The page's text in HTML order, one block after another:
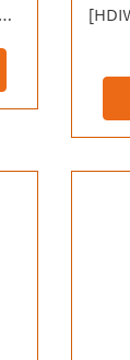
DE 128GB CLASE 10 92MB/S ESCRITURA 30MB/S